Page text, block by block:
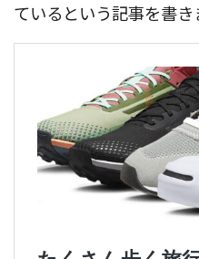
ているという記事を書き